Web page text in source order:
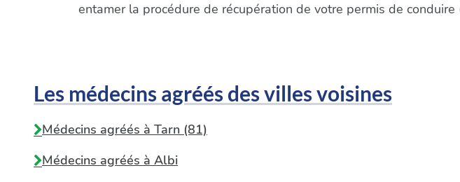
entamer la procédure de récupération de votre permis de
Les médecins agréés des villes voisines
Médecins agréés à Tarn (81)
Médecins agréés à Albi